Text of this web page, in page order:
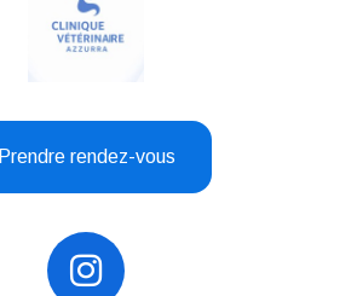
Prendre rendez-vous